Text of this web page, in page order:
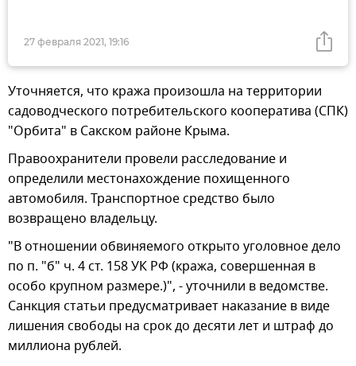
27 февраля 2021, 19:16
Уточняется, что кража произошла на территории
садоводческого потребительского кооператива (СПК)
"Орбита" в Сакском районе Крыма.
Правоохранители провели расследование и
определили местонахождение похищенного
автомобиля. Транспортное средство было
возвращено владельцу.
"В отношении обвиняемого открыто уголовное дело
по п. "б" ч. 4 ст. 158 УК РФ (кража, совершенная в
особо крупном размере.)", - уточнили в ведомстве.
Санкция статьи предусматривает наказание в виде
лишения свободы на срок до десяти лет и штраф до
миллиона рублей.